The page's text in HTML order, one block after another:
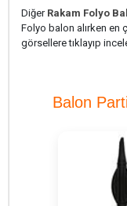
Diğer Rakam Folyo
Folyo balon alırken en
görsellere tıklayıp
Balon